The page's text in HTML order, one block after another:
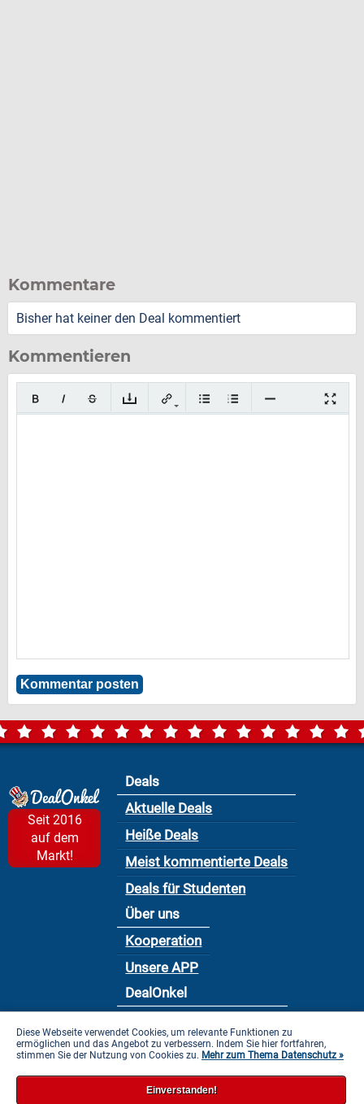
Kommentare
Bisher hat keiner den Deal kommentiert
Kommentieren
Seit 2016
auf dem
Markt!
Deals
Aktuelle Deals
Heiße Deals
Meist kommentierte Deals
Deals für Studenten
Über uns
Kooperation
Unsere APP
DealOnkel
Datenschutzbestimmung
Impressum
Diese Webseite verwendet Cookies, um relevante Funktionen zu
ermöglichen und das Angebot zu verbessern. Indem Sie hier fortfahren,
stimmen Sie der Nutzung von Cookies zu. Mehr zum Thema Datenschutz »